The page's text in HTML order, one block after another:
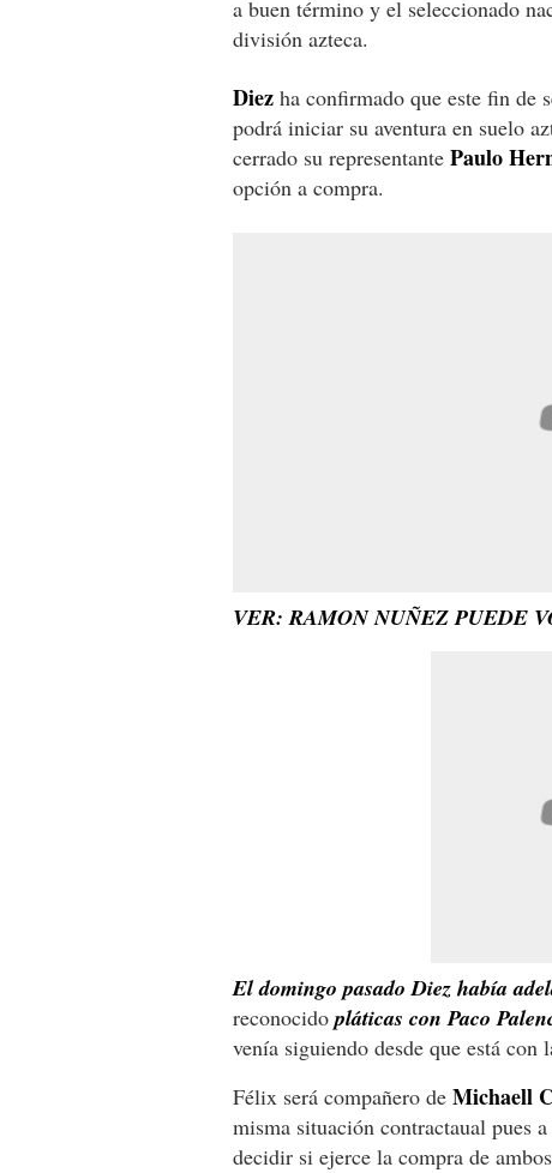
a buen término y el seleccionado
división azteca.
Diez ha confirmado que este fin de
podrá iniciar su aventura en suelo
cerrado su representante Paulo
opción a compra.
VER: RAMON NUÑEZ PUEDE
El domingo pasado Diez había
reconocidopláticas con Paco
venía siguiendo desde que está
Félix será compañero de Michaell
misma situación contractaual pues
decidir si ejerce la compra de